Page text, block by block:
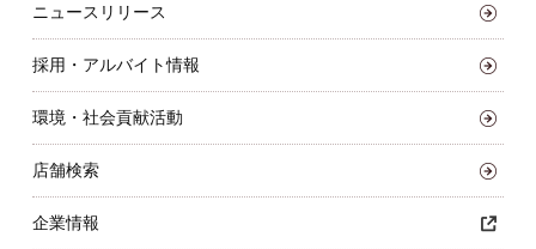
ニュースリリース
採用・アルバイト情報
環境・社会貢献活動
店舗検索
企業情報